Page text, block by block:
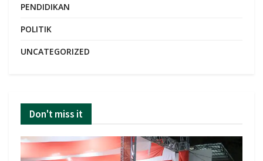
PENDIDIKAN
POLITIK
UNCATEGORIZED
Don't miss it